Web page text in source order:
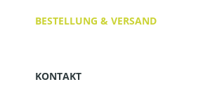
BESTELLUNG & VERSAND
KONTAKT